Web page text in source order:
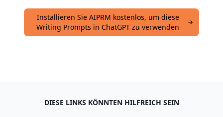
Installieren Sie AIPRM kostenlos, um diese
Writing Prompts in ChatGPT zu verwenden
DIESE LINKS KÖNNTEN HILFREICH SEIN